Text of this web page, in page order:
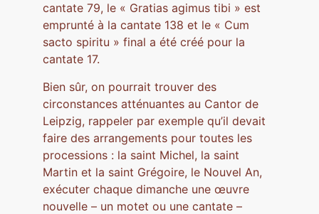
cantate 79, le « Gratias agimus tibi » est
emprunté à la cantate 138 et le « Cum
sacto spiritu » final a été créé pour la
cantate 17.
Bien sûr, on pourrait trouver des
circonstances atténuantes au Cantor de
Leipzig, rappeler par exemple qu’il devait
faire des arrangements pour toutes les
processions : la saint Michel, la saint
Martin et la saint Grégoire, le Nouvel An,
exécuter chaque dimanche une œuvre
nouvelle – un motet ou une cantate –